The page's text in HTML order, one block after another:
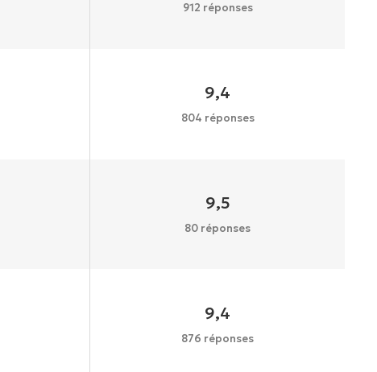
912 réponses
9,4
804 réponses
9,5
80 réponses
9,4
876 réponses